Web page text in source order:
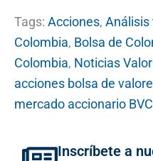
Tags: Acciones, Análisis
Colombia, Bolsa de
Colombia, Noticias
acciones bolsa de
mercado accionario BVC
Inscríbete a